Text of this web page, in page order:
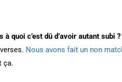
quoi c’est dû d’avoir autant subi ?
Nous avons fait un non
ça.